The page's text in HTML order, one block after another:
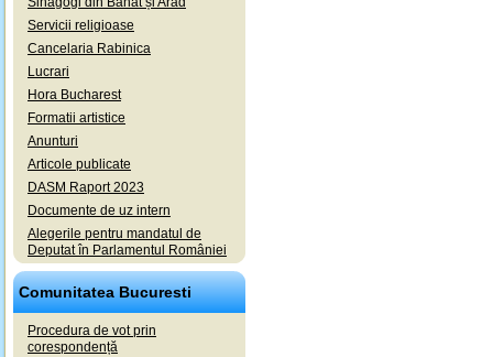
Servicii religioase
Cancelaria Rabinica
Lucrari
Hora Bucharest
Formatii artistice
Anunturi
Articole publicate
DASM Raport 2023
Documente de uz intern
Alegerile pentru mandatul de
Deputat în Parlamentul României
Comunitatea Bucuresti
Procedura de vot prin
corespondență